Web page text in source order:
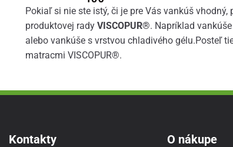
Pokiaľ si nie ste istý, či je pre Vás vankúš
produktovej rady VISCOPUR®. Napríklad
alebo vankúše s vrstvou chladivého gélu.Posteľ
matracmi VISCOPUR®.
Kontakty O nákupe